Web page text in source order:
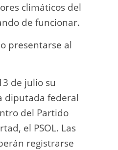
climáticos del
de funcionar.
presentarse al
de julio su
diputada federal
del Partido
el PSOL. Las
registrarse